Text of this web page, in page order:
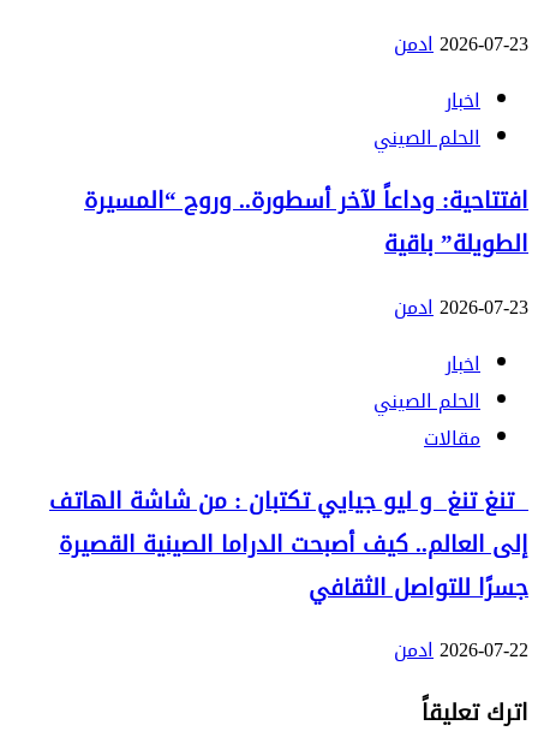
2026-07-23ادمن
اخبار
الحلم الصيني
افتتاحية: وداعاً لآخر أسطورة.. وروح “المسيرة
الطويلة” باقية
2026-07-23ادمن
اخبار
الحلم الصيني
مقالات
تنغ تنغ و ليو جيايي تكتبان : من شاشة الهاتف
إلى العالم.. كيف أصبحت الدراما الصينية القصيرة
جسرًا للتواصل الثقافي
2026-07-22ادمن
اترك تعليقاً